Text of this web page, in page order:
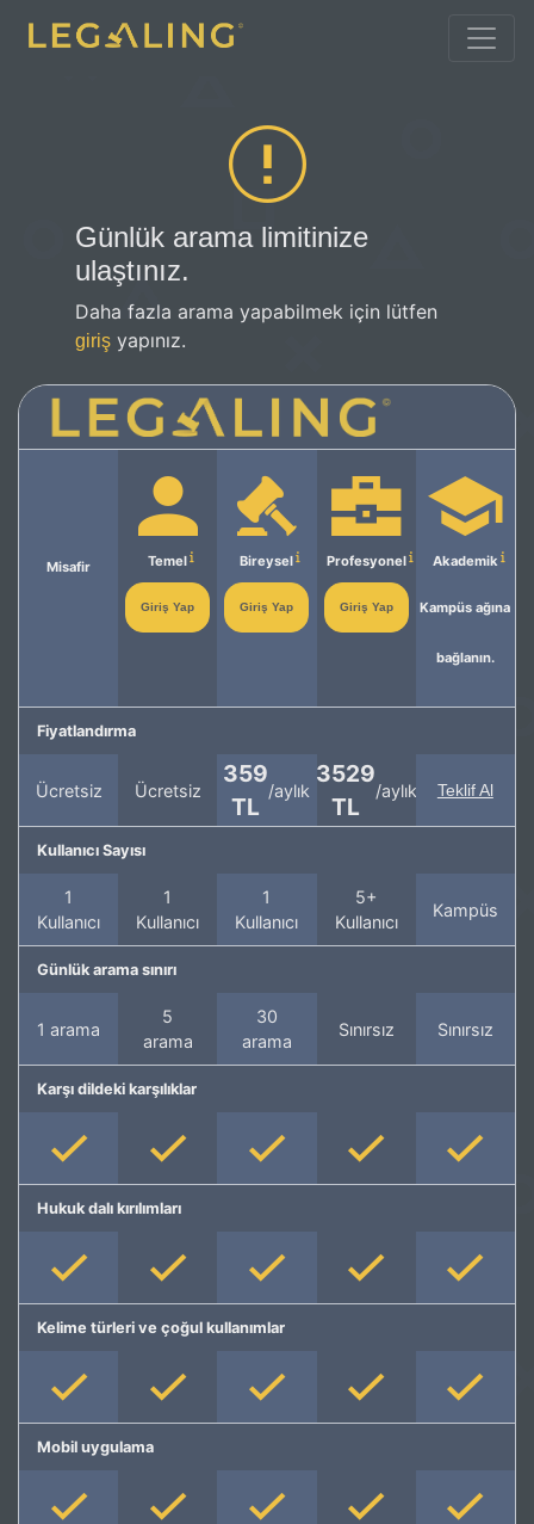
Günlük arama limitinize
ulaştınız.
Daha fazla arama yapabilmek için lütfen
giriş yapınız.
Misafir Temel
Giriş Yap
Bireysel
Giriş Yap
Profesyonel
Giriş Yap
Akademik
Kampüs ağına
bağlanın.
Fiyatlandırma
Ücretsiz Ücretsiz
359
TL
/aylık
3529
TL
/aylık Teklif Al
Kullanıcı Sayısı
1
Kullanıcı
1
Kullanıcı
1
Kullanıcı
5+
Kullanıcı
Kampüs
Günlük arama sınırı
1 arama
5
arama
30
arama
Sınırsız Sınırsız
Karşı dildeki karşılıklar
Hukuk dalı kırılımları
Kelime türleri ve çoğul kullanımlar
Mobil uygulama